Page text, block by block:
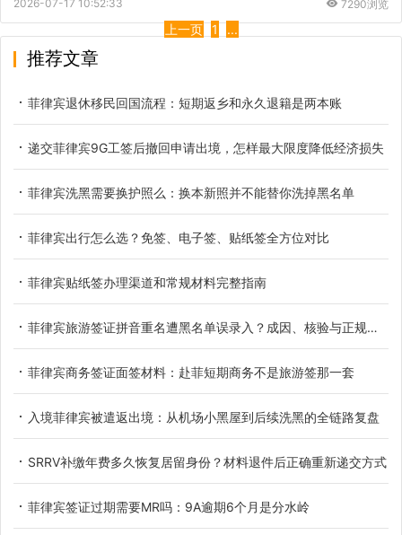
2026-07-17 10:52:33 7290浏览
上一页 1 ...
推荐文章
菲律宾退休移民回国流程：短期返乡和永久退籍是两本账
递交菲律宾9G工签后撤回申请出境，怎样最大限度降低经济损失
菲律宾洗黑需要换护照么：换本新照并不能替你洗掉黑名单
菲律宾出行怎么选？免签、电子签、贴纸签全方位对比
菲律宾贴纸签办理渠道和常规材料完整指南
菲律宾旅游签证拼音重名遭黑名单误录入？成因、核验与正规解决办法
菲律宾商务签证面签材料：赴菲短期商务不是旅游签那一套
入境菲律宾被遣返出境：从机场小黑屋到后续洗黑的全链路复盘
SRRV补缴年费多久恢复居留身份？材料退件后正确重新递交方式
菲律宾签证过期需要MR吗：9A逾期6个月是分水岭